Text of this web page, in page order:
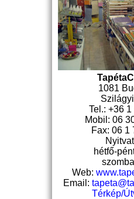
1081
Tel.: +36
Mobil: 06
Fax: 06 1
hétfő-
Web:
Email:
Térkép/